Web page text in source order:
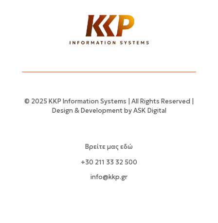
© 2025 KKP Information Systems | All Rights Reserved |
Design & Development byASK Digital
Βρείτε μας εδώ
+30 211 33 32 500
info@kkp.gr